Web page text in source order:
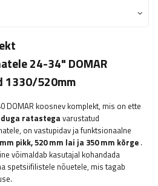
24-34" DOMAR
1330/520mm
DOMAR koosnev komplekt, mis on ette
ratastegavarustatud
on vastupidav ja funktsionaalne
pikk, 520 mm lai ja 350 mm kõrge .
võimaldab kasutajal kohandada
spetsiifilistele nõuetele, mis tagab